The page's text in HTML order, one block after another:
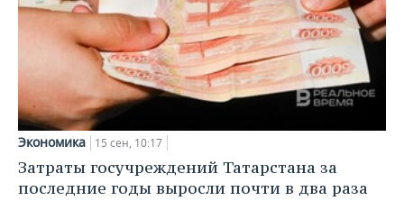
Экономика 15 сен, 10:17
Затраты госучреждений Татарстана за
последние годы выросли почти в два раза